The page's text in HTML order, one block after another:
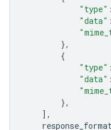
"type" :
"data" :
},
{
"type" :
"data" :
},
],
response_format